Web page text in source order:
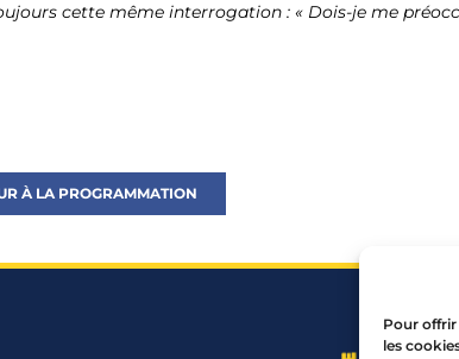
Pour offrir
les
cette même interrogation : « Dois-je me
À LA PROGRAMMATION